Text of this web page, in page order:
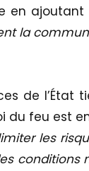
en ajoutant
la
de l’État
du feu est
les